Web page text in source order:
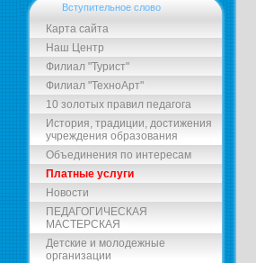
Вступительное слово
Карта сайта
Наш Центр
Филиал "Турист"
Филиал "ТехноАрт"
10 золотых правил педагога
История, традиции, достижения
учреждения образования
Объединения по интересам
Платные услуги
Новости
ПЕДАГОГИЧЕСКАЯ
МАСТЕРСКАЯ
Детские и молодежные
организации